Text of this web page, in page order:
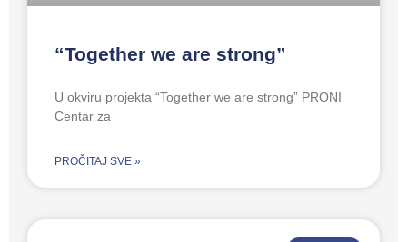
“Together we are strong”
U okviru projekta “Together we are strong” PRONI
Centar za
PROČITAJ SVE »